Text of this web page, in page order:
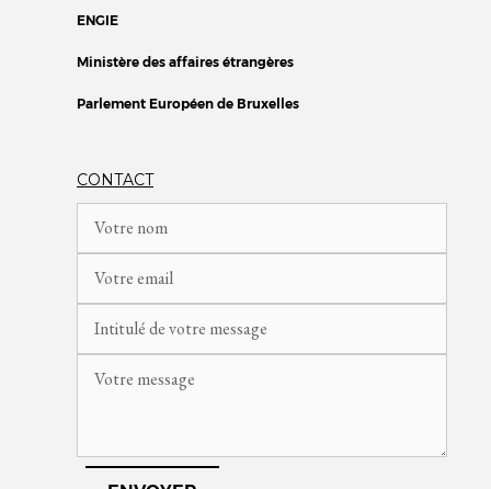
ENGIE
Ministère des affaires étrangères
Parlement Européen de Bruxelles
CONTACT